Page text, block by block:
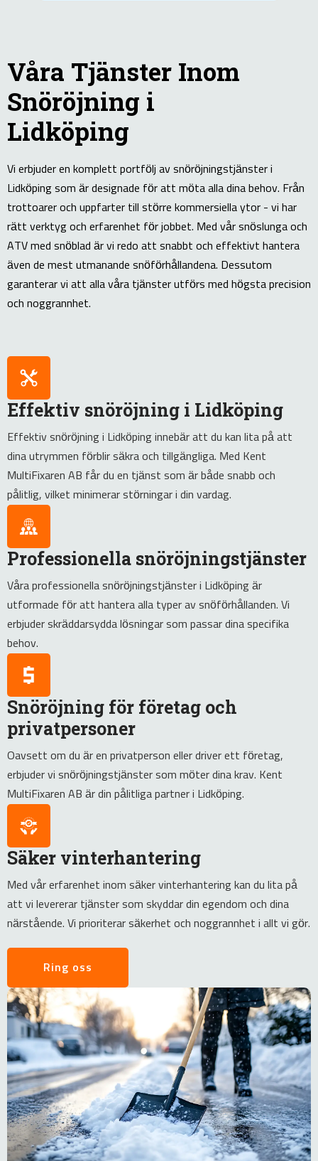
Våra Tjänster Inom
Snöröjning i
Lidköping
Vi erbjuder en komplett portfölj av snöröjningstjänster i
Lidköping som är designade för att möta alla dina behov. Från
trottoarer och uppfarter till större kommersiella ytor - vi har
rätt verktyg och erfarenhet för jobbet. Med vår snöslunga och
ATV med snöblad är vi redo att snabbt och effektivt hantera
även de mest utmanande snöförhållandena. Dessutom
garanterar vi att alla våra tjänster utförs med högsta precision
och noggrannhet.
Effektiv snöröjning i Lidköping
Effektiv snöröjning i Lidköping innebär att du kan lita på att
dina utrymmen förblir säkra och tillgängliga. Med Kent
MultiFixaren AB får du en tjänst som är både snabb och
pålitlig, vilket minimerar störningar i din vardag.
Professionella snöröjningstjänster
Våra professionella snöröjningstjänster i Lidköping är
utformade för att hantera alla typer av snöförhållanden. Vi
erbjuder skräddarsydda lösningar som passar dina specifika
behov.
Snöröjning för företag och
privatpersoner
Oavsett om du är en privatperson eller driver ett företag,
erbjuder vi snöröjningstjänster som möter dina krav. Kent
MultiFixaren AB är din pålitliga partner i Lidköping.
Säker vinterhantering
Med vår erfarenhet inom säker vinterhantering kan du lita på
att vi levererar tjänster som skyddar din egendom och dina
närstående. Vi prioriterar säkerhet och noggrannhet i allt vi gör.
Ring oss